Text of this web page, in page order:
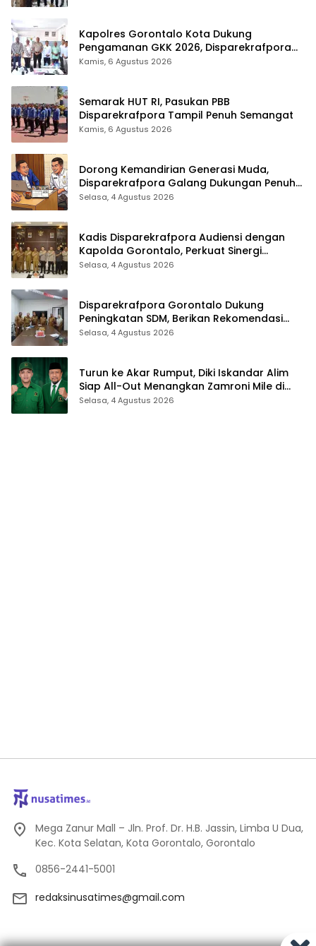
Kapolres Gorontalo Kota Dukung
Pengamanan GKK 2026, Disparekrafpora
Perkuat Sinergi Lintas Sektor
Kamis, 6 Agustus 2026
Semarak HUT RI, Pasukan PBB
Disparekrafpora Tampil Penuh Semangat
Kamis, 6 Agustus 2026
Dorong Kemandirian Generasi Muda,
Disparekrafpora Galang Dukungan Penuh
Para Aleg Deprov
Selasa, 4 Agustus 2026
Kadis Disparekrafpora Audiensi dengan
Kapolda Gorontalo, Perkuat Sinergi
Sukseskan Gorontalo Karnaval Karawo
Selasa, 4 Agustus 2026
Disparekrafpora Gorontalo Dukung
Peningkatan SDM, Berikan Rekomendasi
Studi S3 bagi Pegawai
Selasa, 4 Agustus 2026
Turun ke Akar Rumput, Diki Iskandar Alim
Siap All-Out Menangkan Zamroni Mile di
Pilkada Bone Bolango
Selasa, 4 Agustus 2026
Mega Zanur Mall – Jln. Prof. Dr. H.B. Jassin, Limba U Dua,
Kec. Kota Selatan, Kota Gorontalo, Gorontalo
0856-2441-5001
redaksinusatimes@gmail.com